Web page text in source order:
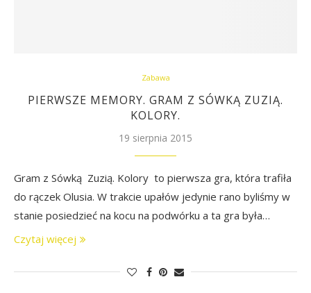
Zabawa
PIERWSZE MEMORY. GRAM Z SÓWKĄ ZUZIĄ.
KOLORY.
19 sierpnia 2015
Gram z Sówką Zuzią. Kolory to pierwsza gra, która trafiła
do rączek Olusia. W trakcie upałów jedynie rano byliśmy w
stanie posiedzieć na kocu na podwórku a ta gra była…
Czytaj więcej